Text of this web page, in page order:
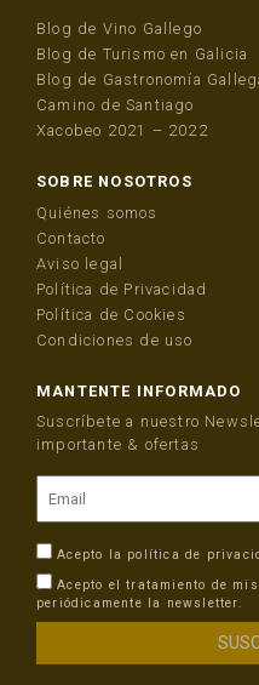
Blog de Vino Gallego
Blog de Turismo en Galicia
Blog de Gastronomía
Camino de Santiago
Xacobeo 2021 – 2022
SOBRE NOSOTROS
Quiénes somos
Contacto
Aviso legal
Política de Privacidad
Política de Cookies
Condiciones de uso
MANTENTE INFORMADO
Suscríbete a nuestro
importante & ofertas
Acepto la política de
Acepto el tratamiento de
periódicamente la newsletter.